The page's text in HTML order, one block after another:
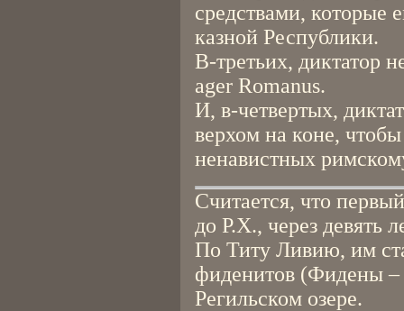
средствами, которые
казной Республики.
В-третьих, диктатор
ager Romanus.
И, в-четвертых,
верхом на коне,
ненавистных
Считается, что
до Р.Х., через девять
По Титу Ливию, им
фиденитов (Фидены –
Регильском озере.